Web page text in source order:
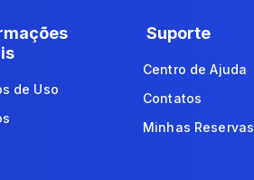
de Uso
Suporte
Centro de Ajuda
Contatos
Minhas Reservas